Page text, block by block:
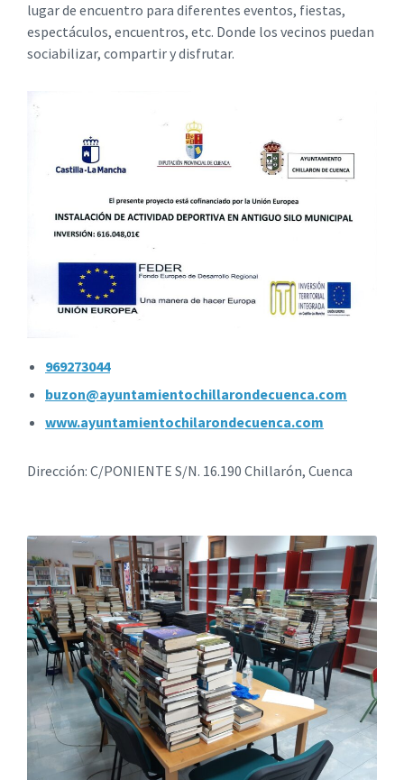
lugar de encuentro para diferentes eventos, fiestas,
espectáculos, encuentros, etc. Donde los vecinos puedan
sociabilizar, compartir y disfrutar.
969273044
buzon@ayuntamientochillarondecuenca.com
www.ayuntamientochilarondecuenca.com
Dirección: C/PONIENTE S/N. 16.190 Chillarón, Cuenca